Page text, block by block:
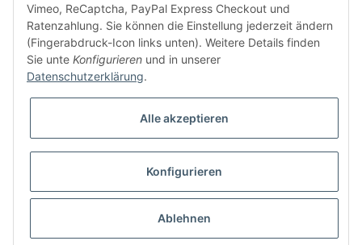
* Alle Preise inkl. gesetzlicher USt., zzgl.
Besucherzähler: 5842372
UmsetzungVlarom E-Commerce Agentur| Powered byJTL-Shop|
CLEARIX JTL-Shop Template
Vimeo, ReCaptcha, PayPal Express Checkout und
Ratenzahlung. Sie können die Einstellung jederzeit ändern
(Fingerabdruck-Icon links unten). Weitere Details finden
Sie unte Konfigurieren und in unserer
Datenschutzerklärung.
Alle akzeptieren
Konfigurieren
Ablehnen